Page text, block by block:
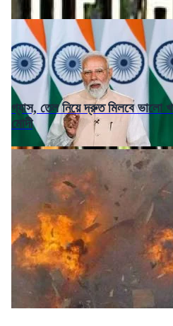
গ্যাস, তেল নিয়ে দ্রুত মিলবে ভালো
মোদী